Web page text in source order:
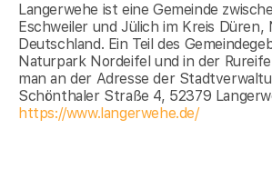
Langerwehe ist eine Gemeinde
Eschweiler und Jülich im Kreis
Deutschland. Ein Teil des
Naturpark Nordeifel und in der
man an der Adresse der
Schönthaler Straße 4, 52379
https://www.langerwehe.de/